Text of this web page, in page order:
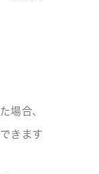
場合、
きます